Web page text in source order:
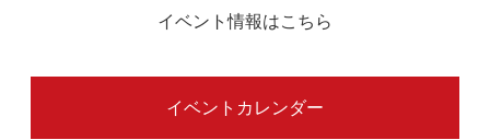
イベント情報はこちら
イベントカレンダー